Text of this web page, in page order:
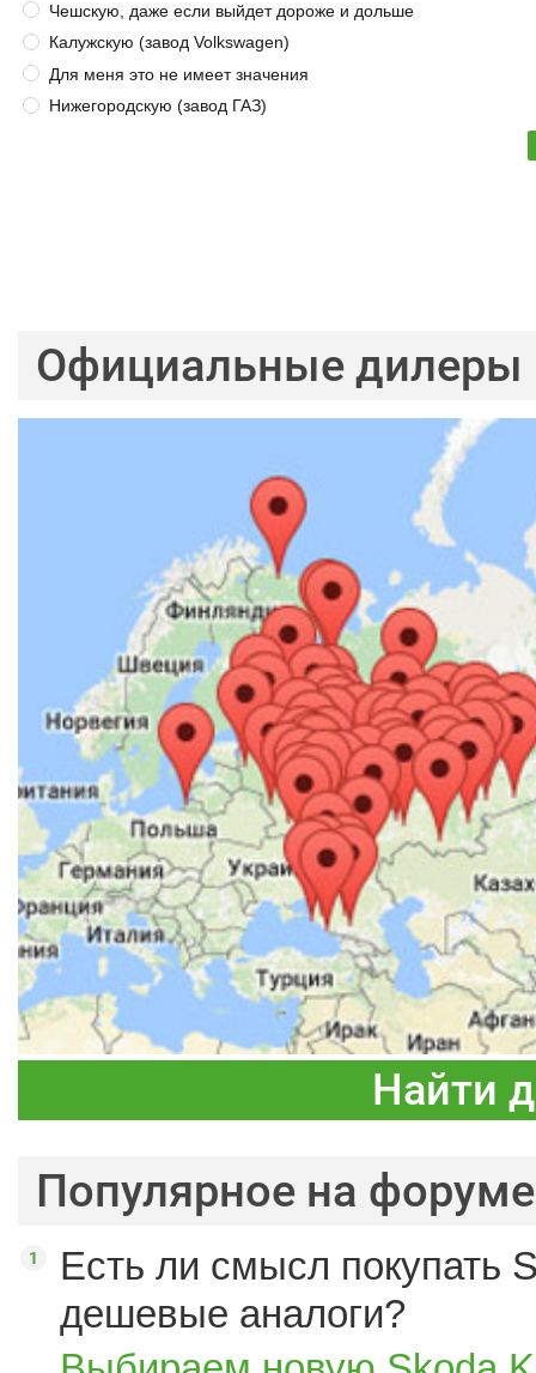
Чешскую, даже если выйдет дороже и дольше
Калужскую (завод Volkswagen)
Для меня это не имеет значения
Нижегородскую (завод ГАЗ)
Официальные дилеры
Найти
Популярное на форуме
Есть ли смысл покупать
дешевые аналоги?